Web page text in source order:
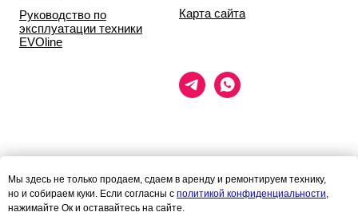
Руководство по
эксплуатации техники
EVOline
Карта сайта
при каких условиях
информационные материалы и цены, размещённые на сайте, не
Мы здесь не только продаем, сдаем в аренду и ремонтируем технику,
но и собираем куки. Если согласны с политикой конфиденциальности,
нажимайте Ок и оставайтесь на сайте.